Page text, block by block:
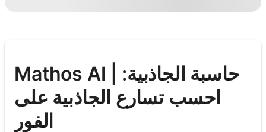
Mathos AI | حاسبة الجاذبية:
احسب تسارع الجاذبية على
الفور